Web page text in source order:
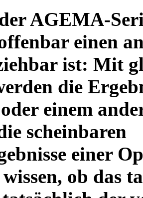
AGEMA-
einen
ist: Mit
die
einem
scheinbaren
einer
ob das